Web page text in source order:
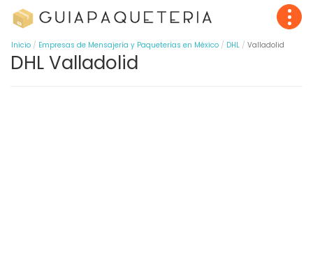
Inicio Empresas de Mensajería y Paqueterías en México DHL Valladolid
DHL Valladolid